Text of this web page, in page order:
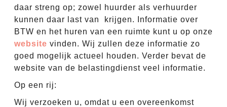
daar streng op; zowel huurder als verhuurder
kunnen daar last van krijgen. Informatie over
BTW en het huren van een ruimte kunt u op onze
website vinden. Wij zullen deze informatie zo
goed mogelijk actueel houden. Verder bevat de
website van de belastingdienst veel informatie.
Op een rij:
Wij verzoeken u, omdat u een overeenkomst